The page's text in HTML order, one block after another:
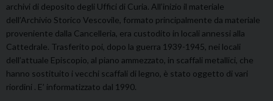
archivi di deposito degli Uffici di Curia. All’inizio il materiale
dell’Archivio Storico Vescovile, formato principalmente da materiale
proveniente dalla Cancelleria, era custodito in locali annessi alla
Cattedrale. Trasferito poi, dopo la guerra 1939-1945, nei locali
dell’attuale Episcopio, al piano ammezzato, in scaffali metallici, che
hanno sostituito i vecchi scaffali di legno, è stato oggetto di vari
riordini . E’ informatizzato dal 1990.